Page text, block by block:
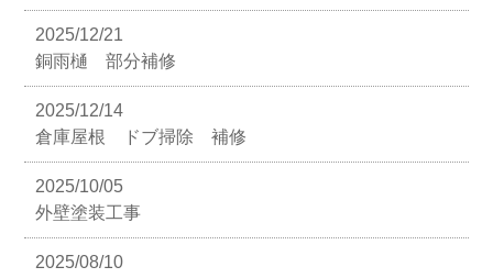
2025/12/21
銅雨樋 部分補修
2025/12/14
倉庫屋根 ドブ掃除 補修
2025/10/05
外壁塗装工事
2025/08/10